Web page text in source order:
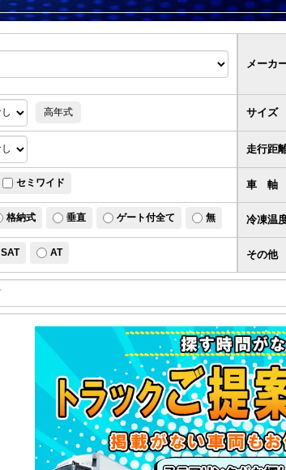
サイズ
メーカ
高年式
走行距
セミワイド 車 軸
格納式 垂直 ゲート付全て 無 冷凍温
SAT AT その他